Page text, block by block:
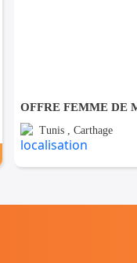
Tunis , Carthage